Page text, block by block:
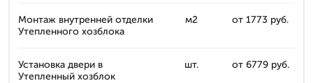
Монтаж внутренней отделки
Утепленного хозблока
м2 от 1773 руб.
Установка двери в
Утепленный хозблок
шт. от 6779 руб.